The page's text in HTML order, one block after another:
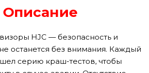
Описание
HJC — безопасность и
останется без внимания. Каждый
серию краш-тестов, чтобы